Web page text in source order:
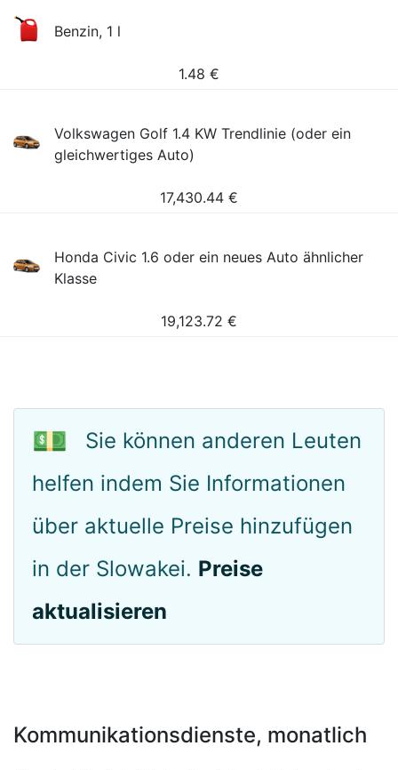
Benzin, 1 l
1.48 €
Volkswagen Golf 1.4 KW Trendlinie (oder ein
gleichwertiges Auto)
17,430.44 €
Honda Civic 1.6 oder ein neues Auto ähnlicher
Klasse
19,123.72 €
💵
Sie können anderen Leuten
helfen indem Sie Informationen
über aktuelle Preise hinzufügen
in der Slowakei. Preise
aktualisieren
Kommunikationsdienste, monatlich